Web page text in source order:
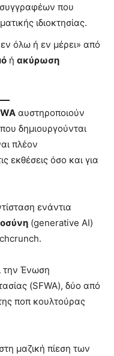
συγγραφέων που
ιδιοκτησίας.
όλω ή εν μέρει» από
ή ακύρωση
αυστηροποιούν
δημιουργούνται
πλέον
εκθέσεις όσο και για
ενάντια
(generative AI)
την Ένωση
(SFWA), δύο από
ποπ κουλτούρας
μαζική πίεση των